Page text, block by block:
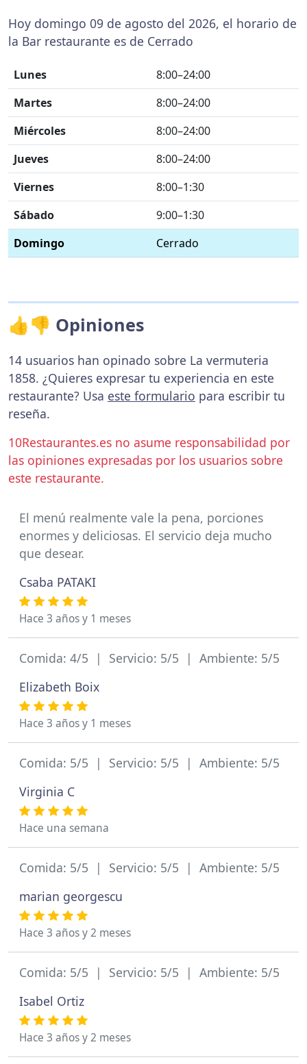
Hoy domingo 09 de agosto del 2026, el horario de
la Bar restaurante es de Cerrado
Lunes
8:00–24:00
Martes
8:00–24:00
Miércoles
8:00–24:00
Jueves
8:00–24:00
Viernes
8:00–1:30
Sábado
9:00–1:30
Domingo
Cerrado
👍👎 Opiniones
14 usuarios han opinado sobre La vermuteria
1858. ¿Quieres expresar tu experiencia en este
restaurante? Usa este formulario para escribir tu
reseña.
10Restaurantes.es no asume responsabilidad por
las opiniones expresadas por los usuarios sobre
este restaurante.
El menú realmente vale la pena, porciones
enormes y deliciosas. El servicio deja mucho
que desear.
Csaba PATAKI
Hace 3 años y 1 meses
Comida: 4/5 | Servicio: 5/5 | Ambiente: 5/5
Elizabeth Boix
Hace 3 años y 1 meses
Comida: 5/5 | Servicio: 5/5 | Ambiente: 5/5
Virginia C
Hace una semana
Comida: 5/5 | Servicio: 5/5 | Ambiente: 5/5
marian georgescu
Hace 3 años y 2 meses
Comida: 5/5 | Servicio: 5/5 | Ambiente: 5/5
Isabel Ortiz
Hace 3 años y 2 meses